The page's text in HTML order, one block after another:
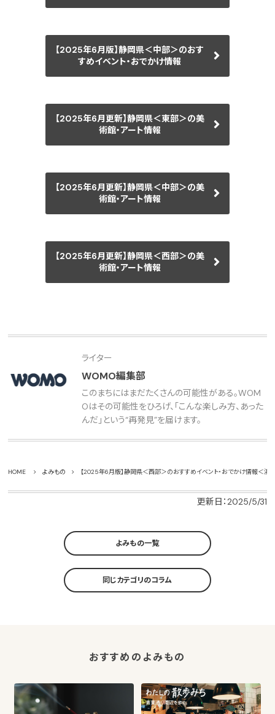
【2025年6月版】静岡県＜中部＞のおす
すめイベント・おでかけ情報
【2025年6月更新】静岡県＜東部＞の美
術館・アート情報
【2025年6月更新】静岡県＜中部＞の美
術館・アート情報
【2025年6月更新】静岡県＜西部＞の美
術館・アート情報
ライター
WOMO編集部
このまちにはまだたくさんの可能性がある。WOM
Oはその可能性をひろげ、「こんな楽しみ方、あった
んだ」という“再発見”を届けます。
HOME よみもの 【2025年6月版】静岡県＜西部＞のおすすめイベント・おでかけ情報＜
更新日：2025/5/31
よみもの一覧
同じカテゴリのコラム
おすすめのよみもの